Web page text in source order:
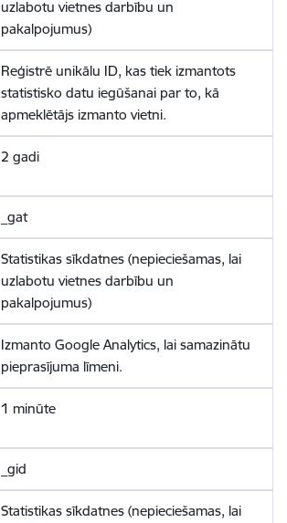
uzlabotu vietnes darbību un
pakalpojumus)
Reģistrē unikālu ID, kas tiek izmantots
statistisko datu iegūšanai par to, kā
apmeklētājs izmanto vietni.
2 gadi
_gat
Statistikas sīkdatnes (nepieciešamas, lai
uzlabotu vietnes darbību un
pakalpojumus)
Izmanto Google Analytics, lai samazinātu
pieprasījuma līmeni.
1 minūte
_gid
Statistikas sīkdatnes (nepieciešamas, lai